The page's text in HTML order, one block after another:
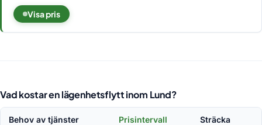
Visa pris
Vad kostar en lägenhetsflytt inom Lund?
Behov av tjänster Prisintervall Sträcka